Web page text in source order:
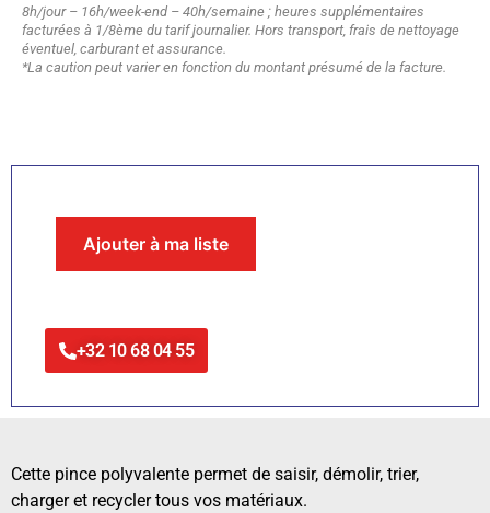
8h/jour – 16h/week-end – 40h/semaine ; heures supplémentaires
facturées à 1/8ème du tarif journalier. Hors transport, frais de nettoyage
éventuel, carburant et assurance.
*La caution peut varier en fonction du montant présumé de la facture.
Ajouter à ma liste
+32 10 68 04 55
Cette pince polyvalente permet de saisir, démolir, trier,
charger et recycler tous vos matériaux.